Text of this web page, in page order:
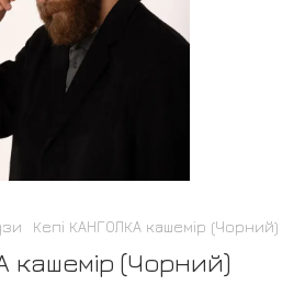
Кепі КАНГОЛКА кашемір (Чорний)
кашемір (Чорний)